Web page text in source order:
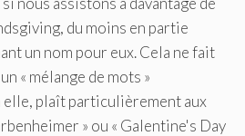
du moins en partie
un nom pour eux. Cela ne fait
« mélange de mots »
elle, plaît particulièrement aux
» ou « Galentine's Day